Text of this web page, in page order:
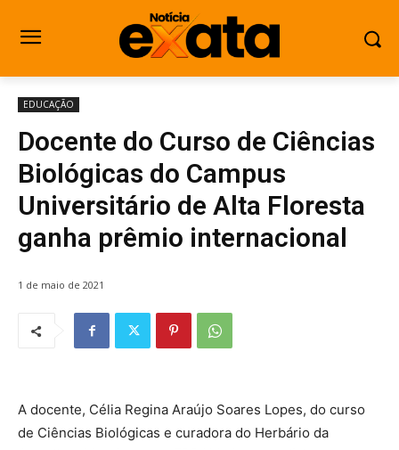
EDUCAÇÃO
Docente do Curso de Ciências
Biológicas do Campus
Universitário de Alta Floresta
ganha prêmio internacional
1 de maio de 2021
A docente, Célia Regina Araújo Soares Lopes, do curso
de Ciências Biológicas e curadora do Herbário da